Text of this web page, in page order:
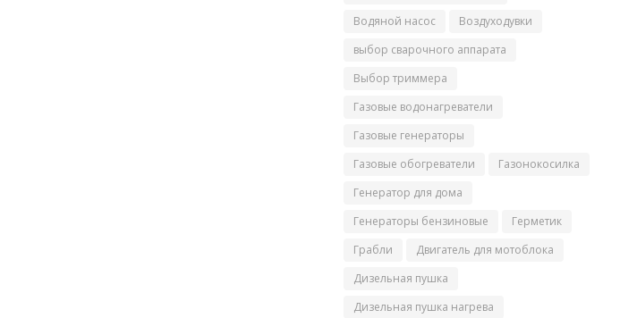
Водяной насос
Воздуходувки
выбор сварочного аппарата
Выбор триммера
Газовые водонагреватели
Газовые генераторы
Газовые обогреватели
Газонокосилка
Генератор для дома
Генераторы бензиновые
Герметик
Грабли
Двигатель для мотоблока
Дизельная пушка
Дизельная пушка нагрева